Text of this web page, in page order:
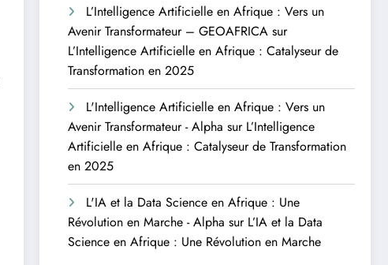
L’Intelligence Artificielle en Afrique : Vers un
Avenir Transformateur – GEOAFRICA sur
L’Intelligence Artificielle en Afrique : Catalyseur de
Transformation en 2025
L'Intelligence Artificielle en Afrique : Vers un
Avenir Transformateur - Alpha sur L’Intelligence
Artificielle en Afrique : Catalyseur de Transformation
en 2025
L'IA et la Data Science en Afrique : Une
Révolution en Marche - Alpha sur L’IA et la Data
Science en Afrique : Une Révolution en Marche